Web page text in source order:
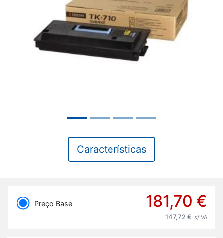
Previous
Características
Preço Base 181,70 €
147,72 € s/IVA